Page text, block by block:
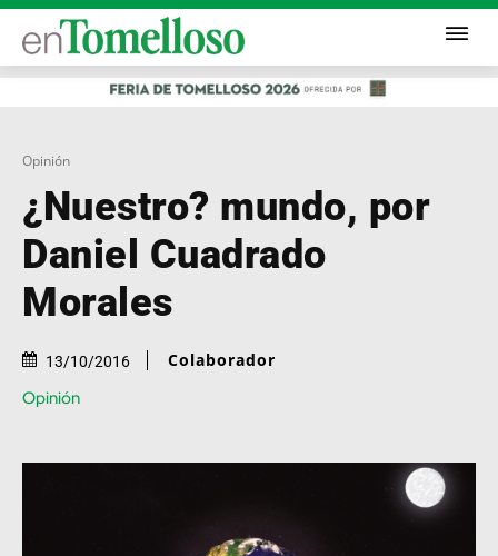
Opinión
¿Nuestro? mundo, por
Daniel Cuadrado
Morales
13/10/2016 Colaborador
Opinión